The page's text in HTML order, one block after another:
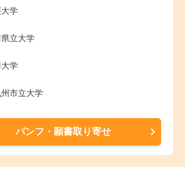
学
立大学
学
市立大学
パンフ・願書取り寄せ